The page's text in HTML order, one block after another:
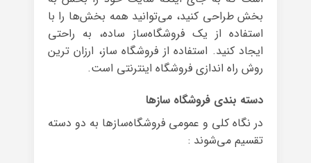
بخش طراحی کنید، می‌توانید همه بخش‌ها را با
استفاده از یک فروشگاه‌ساز ساده، به راحتی
ایجاد کنید. استفاده از فروشگاه ساز، ارزان ترین
روش راه اندازی فروشگاه اینترنتی است.
دسته بندی فروشگاه سازها
در نگاه کلی و عمومی فروشگاه‌سازها به دو دسته
تقسیم می‌شوند :